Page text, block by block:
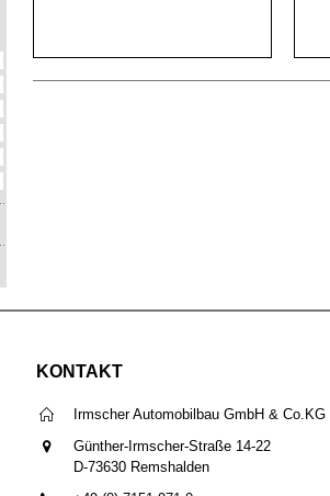
KONTAKT
Irmscher Automobilbau GmbH & Co.KG
Günther-Irmscher-Straße 14-22
D-73630 Remshalden